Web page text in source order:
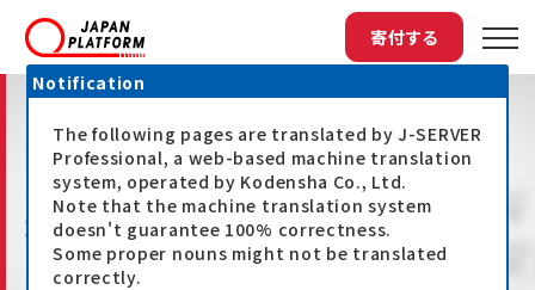
寄付する
最新情報
Notification
The following pages are translated by J-SERVER
Professional, a web-based machine translation
system, operated by Kodensha Co., Ltd.
Note that the machine translation system
doesn't guarantee 100% correctness.
Some proper nouns might not be translated
correctly.